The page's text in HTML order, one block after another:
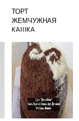
ТОРТ
ЖЕМЧУЖНАЯ
КАШКА